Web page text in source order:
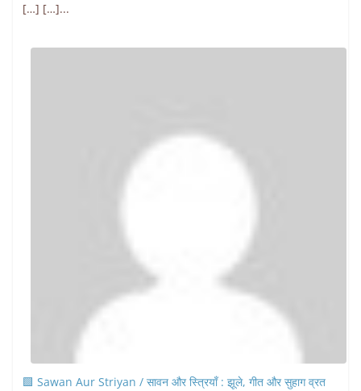
[…] […]...
🟩 Sawan Aur Striyan / सावन और स्त्रियाँ : झूले, गीत और सुहाग व्रत